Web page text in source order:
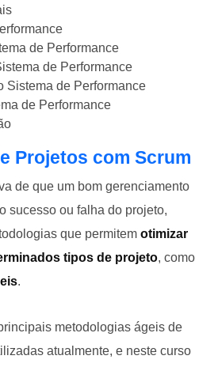
de Performance
de Performance
Sistema de Performance
de Performance
Projetos com Scrum
de que um bom gerenciamento
sucesso ou falha do projeto,
que permitem otimizar
tipos de projeto, como
.
metodologias ágeis de
atualmente, e neste curso